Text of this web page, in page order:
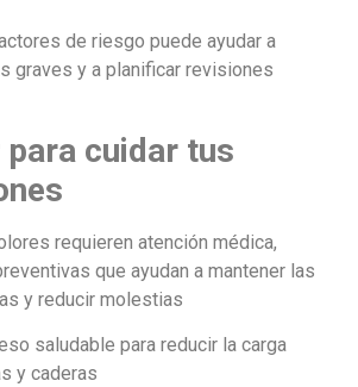
de riesgo puede ayudar a
graves y a planificar revisiones
para cuidar tus
requieren atención médica,
que ayudan a mantener las
y reducir molestias
saludable para reducir la carga
y caderas